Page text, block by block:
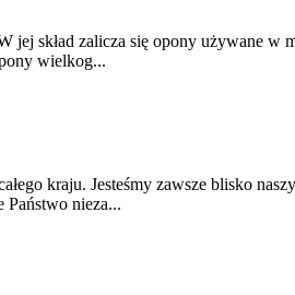
jej skład zalicza się opony używane
wielkog...
kraju. Jesteśmy zawsze blisko
Państwo nieza...